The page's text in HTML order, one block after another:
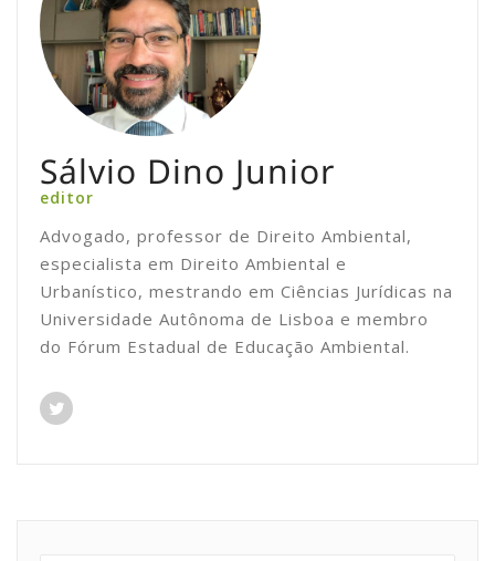
Sálvio Dino Junior
editor
Advogado, professor de Direito Ambiental,
especialista em Direito Ambiental e
Urbanístico, mestrando em Ciências Jurídicas na
Universidade Autônoma de Lisboa e membro
do Fórum Estadual de Educação Ambiental.